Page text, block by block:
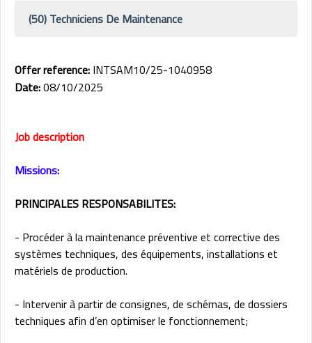
(50) Techniciens De Maintenance
Offer reference:INTSAM10/25-1040958
Date:08/10/2025
Job description
Missions:
PRINCIPALES RESPONSABILITES:
- Procéder à la maintenance préventive et corrective des
systèmes techniques, des équipements, installations et
matériels de production.
- Intervenir à partir de consignes, de schémas, de dossiers
techniques afin d’en optimiser le fonctionnement;